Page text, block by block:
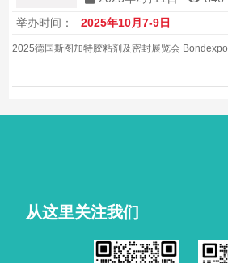
举办时间：
2025年10月7-9日
2025德国斯图加特胶粘剂及密封展览会 Bondexpo
从这里关注我们